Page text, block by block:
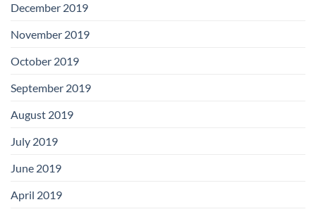
December 2019
November 2019
October 2019
September 2019
August 2019
July 2019
June 2019
April 2019